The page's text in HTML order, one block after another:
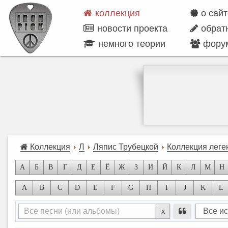
коллекция
о
новости проекта
немного теории
Коллекция Л Ляпис Трубецкой Коллекция
А Б В Г Д Е Ё Ж З И Й К Л М Н
A B C D E F G H I J K L
x